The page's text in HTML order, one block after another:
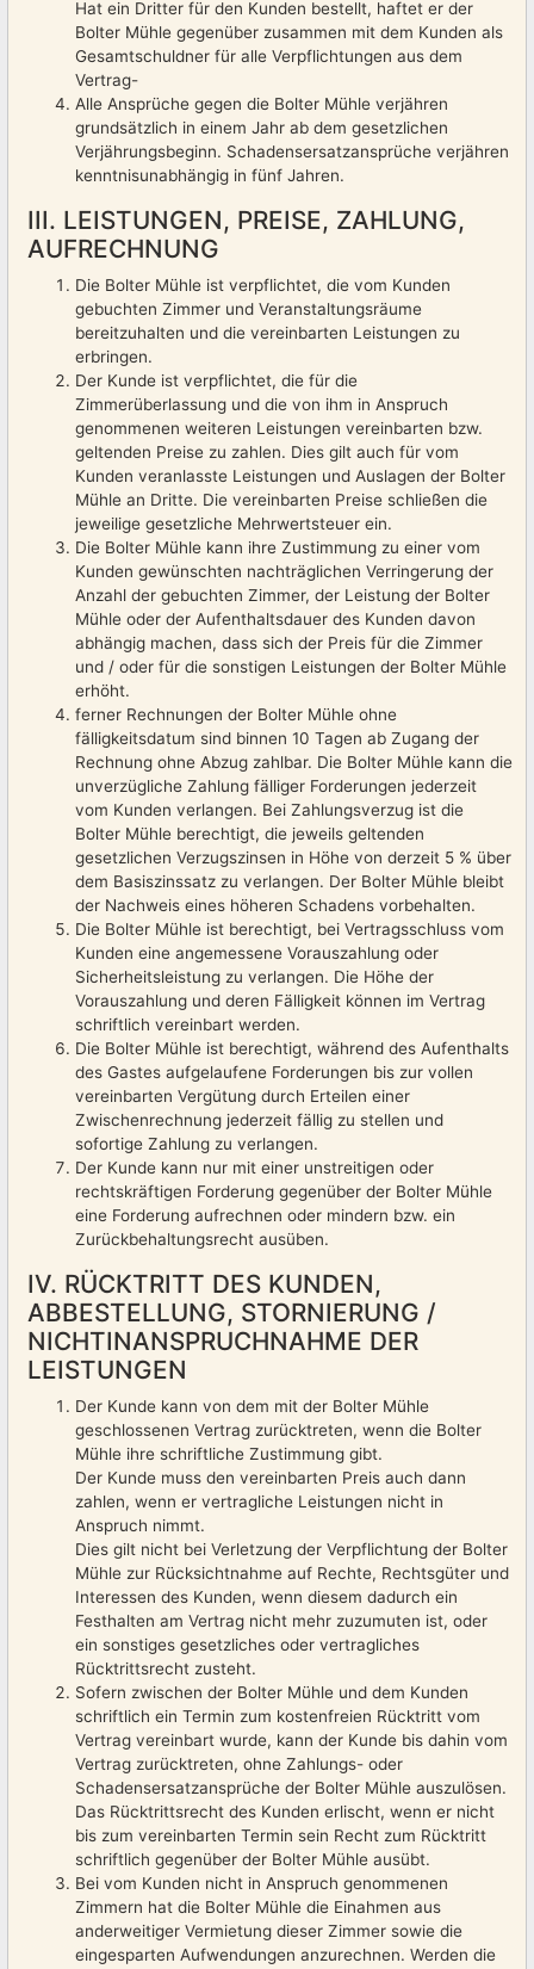
Hat ein Dritter für den Kunden bestellt, haftet er der
Bolter Mühle gegenüber zusammen mit dem Kunden als
Gesamtschuldner für alle Verpflichtungen aus dem
Vertrag-
Alle Ansprüche gegen die Bolter Mühle verjähren
grundsätzlich in einem Jahr ab dem gesetzlichen
Verjährungsbeginn. Schadensersatzansprüche verjähren
kenntnisunabhängig in fünf Jahren.
III. LEISTUNGEN, PREISE, ZAHLUNG,
AUFRECHNUNG
Die Bolter Mühle ist verpflichtet, die vom Kunden
gebuchten Zimmer und Veranstaltungsräume
bereitzuhalten und die vereinbarten Leistungen zu
erbringen.
Der Kunde ist verpflichtet, die für die
Zimmerüberlassung und die von ihm in Anspruch
genommenen weiteren Leistungen vereinbarten bzw.
geltenden Preise zu zahlen. Dies gilt auch für vom
Kunden veranlasste Leistungen und Auslagen der Bolter
Mühle an Dritte. Die vereinbarten Preise schließen die
jeweilige gesetzliche Mehrwertsteuer ein.
Die Bolter Mühle kann ihre Zustimmung zu einer vom
Kunden gewünschten nachträglichen Verringerung der
Anzahl der gebuchten Zimmer, der Leistung der Bolter
Mühle oder der Aufenthaltsdauer des Kunden davon
abhängig machen, dass sich der Preis für die Zimmer
und / oder für die sonstigen Leistungen der Bolter Mühle
erhöht.
ferner Rechnungen der Bolter Mühle ohne
fälligkeitsdatum sind binnen 10 Tagen ab Zugang der
Rechnung ohne Abzug zahlbar. Die Bolter Mühle kann die
unverzügliche Zahlung fälliger Forderungen jederzeit
vom Kunden verlangen. Bei Zahlungsverzug ist die
Bolter Mühle berechtigt, die jeweils geltenden
gesetzlichen Verzugszinsen in Höhe von derzeit 5 % über
dem Basiszinssatz zu verlangen. Der Bolter Mühle bleibt
der Nachweis eines höheren Schadens vorbehalten.
Die Bolter Mühle ist berechtigt, bei Vertragsschluss vom
Kunden eine angemessene Vorauszahlung oder
Sicherheitsleistung zu verlangen. Die Höhe der
Vorauszahlung und deren Fälligkeit können im Vertrag
schriftlich vereinbart werden.
Die Bolter Mühle ist berechtigt, während des Aufenthalts
des Gastes aufgelaufene Forderungen bis zur vollen
vereinbarten Vergütung durch Erteilen einer
Zwischenrechnung jederzeit fällig zu stellen und
sofortige Zahlung zu verlangen.
Der Kunde kann nur mit einer unstreitigen oder
rechtskräftigen Forderung gegenüber der Bolter Mühle
eine Forderung aufrechnen oder mindern bzw. ein
Zurückbehaltungsrecht ausüben.
IV. RÜCKTRITT DES KUNDEN,
ABBESTELLUNG, STORNIERUNG /
NICHTINANSPRUCHNAHME DER
LEISTUNGEN
Der Kunde kann von dem mit der Bolter Mühle
geschlossenen Vertrag zurücktreten, wenn die Bolter
Mühle ihre schriftliche Zustimmung gibt.
Der Kunde muss den vereinbarten Preis auch dann
zahlen, wenn er vertragliche Leistungen nicht in
Anspruch nimmt.
Dies gilt nicht bei Verletzung der Verpflichtung der Bolter
Mühle zur Rücksichtnahme auf Rechte, Rechtsgüter und
Interessen des Kunden, wenn diesem dadurch ein
Festhalten am Vertrag nicht mehr zuzumuten ist, oder
ein sonstiges gesetzliches oder vertragliches
Rücktrittsrecht zusteht.
Sofern zwischen der Bolter Mühle und dem Kunden
schriftlich ein Termin zum kostenfreien Rücktritt vom
Vertrag vereinbart wurde, kann der Kunde bis dahin vom
Vertrag zurücktreten, ohne Zahlungs- oder
Schadensersatzansprüche der Bolter Mühle auszulösen.
Das Rücktrittsrecht des Kunden erlischt, wenn er nicht
bis zum vereinbarten Termin sein Recht zum Rücktritt
schriftlich gegenüber der Bolter Mühle ausübt.
Bei vom Kunden nicht in Anspruch genommenen
Zimmern hat die Bolter Mühle die Einahmen aus
anderweitiger Vermietung dieser Zimmer sowie die
eingesparten Aufwendungen anzurechnen. Werden die